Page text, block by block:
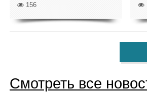
156
Смотреть все